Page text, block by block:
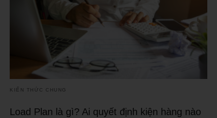
KIẾN THỨC CHUNG
Load Plan là gì? Ai quyết định kiện hàng nào